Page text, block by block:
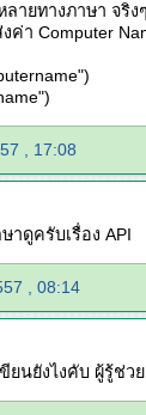
ายทางภาษา จริ
า Computer
, 17:08
ดูครับเรื่อง API
, 08:14
ยนยังไงคับ ผู้รู้ช่